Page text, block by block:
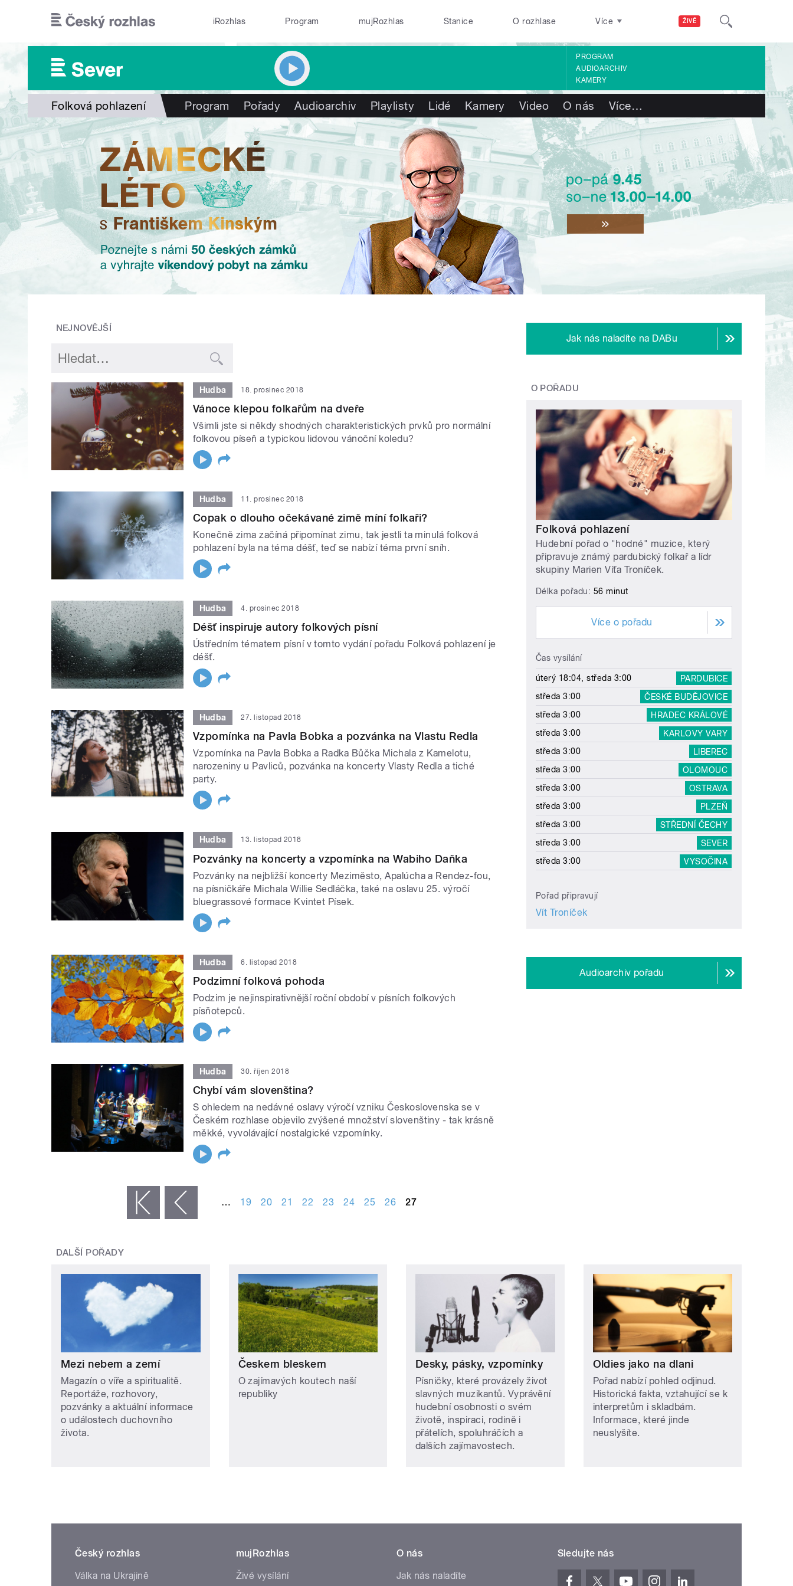
ŽIVĚ
iRozhlas Program mujRozhlas Stanice O rozhlase Více
PROGRAM
AUDIOARCHIV
KAMERY
Folková pohlazení Program Pořady Audioarchiv Playlisty Lidé Kamery Video O nás Více…
NEJNOVĚJŠÍ
Hudba 18. prosinec 2018
Vánoce klepou folkařům na dveře
Všimli jste si někdy shodných charakteristických prvků pro normální
folkovou píseň a typickou lidovou vánoční koledu?
Hudba 11. prosinec 2018
Copak o dlouho očekávané zimě míní folkaři?
Konečně zima začíná připomínat zimu, tak jestli ta minulá folková
pohlazení byla na téma déšť, teď se nabízí téma první sníh.
Hudba 4. prosinec 2018
Déšť inspiruje autory folkových písní
Ústředním tématem písní v tomto vydání pořadu Folková pohlazení je
déšť.
Hudba 27. listopad 2018
Vzpomínka na Pavla Bobka a pozvánka na Vlastu Redla
Vzpomínka na Pavla Bobka a Radka Bůčka Michala z Kamelotu,
narozeniny u Pavliců, pozvánka na koncerty Vlasty Redla a tiché
party.
Hudba 13. listopad 2018
Pozvánky na koncerty a vzpomínka na Wabiho Daňka
Pozvánky na nejbližší koncerty Meziměsto, Apalúcha a Rendez-fou,
na písničkáře Michala Willie Sedláčka, také na oslavu 25. výročí
bluegrassové formace Kvintet Písek.
Hudba 6. listopad 2018
Podzimní folková pohoda
Podzim je nejinspirativnější roční období v písních folkových
písňotepců.
Hudba 30. říjen 2018
Chybí vám slovenština?
S ohledem na nedávné oslavy výročí vzniku Československa se v
Českém rozhlase objevilo zvýšené množství slovenštiny - tak krásně
měkké, vyvolávající nostalgické vzpomínky.
‹ předchozí … 19 20 21 22 23 24 25 26 27
Jak nás naladíte na DABu
O POŘADU
Folková pohlazení
Hudební pořad o "hodné" muzice, který
připravuje známý pardubický folkař a lídr
skupiny Marien Víťa Troníček.
Délka pořadu: 56 minut
Více o pořadu
Čas vysílání
úterý 18:04, středa 3:00
PARDUBICE
středa 3:00
ČESKÉ BUDĚJOVICE
středa 3:00
HRADEC KRÁLOVÉ
středa 3:00
KARLOVY VARY
středa 3:00
LIBEREC
středa 3:00
OLOMOUC
středa 3:00
OSTRAVA
středa 3:00
PLZEŇ
středa 3:00
STŘEDNÍ ČECHY
středa 3:00
SEVER
středa 3:00
VYSOČINA
Pořad připravují
Vít Troníček
Audioarchiv pořadu
DALŠÍ POŘADY
Mezi nebem a zemí
Magazín o víře a spiritualitě.
Reportáže, rozhovory,
pozvánky a aktuální informace
o událostech duchovního
života.
Českem bleskem
O zajímavých koutech naší
republiky
Desky, pásky, vzpomínky
Písničky, které provázely život
slavných muzikantů. Vyprávění
hudební osobnosti o svém
životě, inspiraci, rodině i
přátelích, spoluhráčích a
dalších zajímavostech.
Oldies jako na dlani
Pořad nabízí pohled odjinud.
Historická fakta, vztahující se k
interpretům i skladbám.
Informace, které jinde
neuslyšíte.
Český rozhlas
Válka na Ukrajině
mujRozhlas
Živé vysílání
O nás
Jak nás naladíte
Sledujte nás